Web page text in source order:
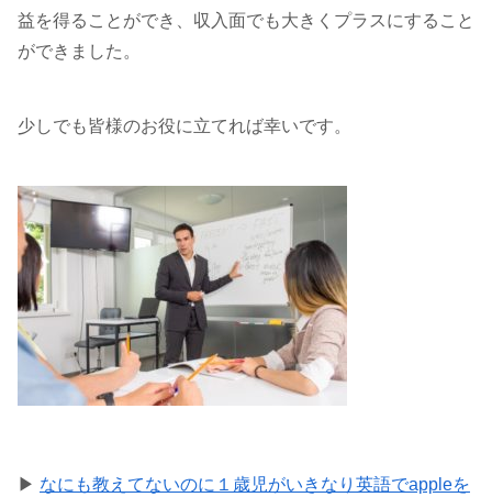
益を得ることができ、収入面でも大きくプラスにすること
ができました。
少しでも皆様のお役に立てれば幸いです。
▶ なにも教えてないのに１歳児がいきなり英語でappleを